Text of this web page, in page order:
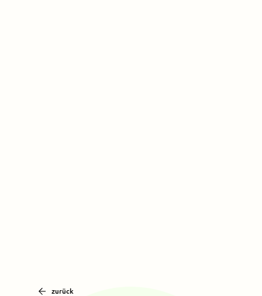
zurück